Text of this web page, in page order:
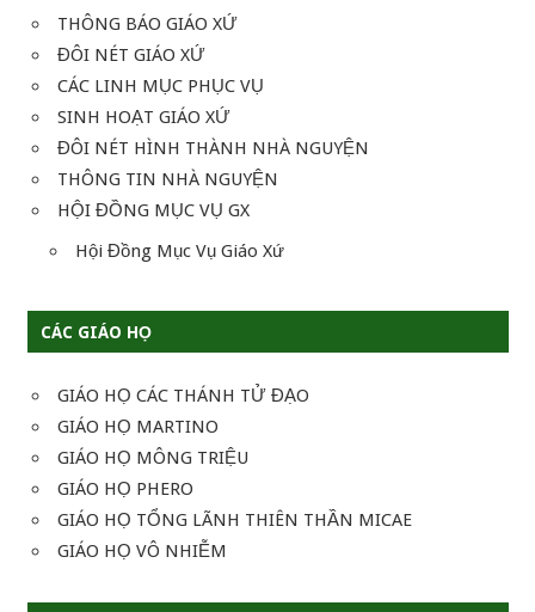
THÔNG BÁO GIÁO XỨ
ĐÔI NÉT GIÁO XỨ
CÁC LINH MỤC PHỤC VỤ
SINH HOẠT GIÁO XỨ
ĐÔI NÉT HÌNH THÀNH NHÀ NGUYỆN
THÔNG TIN NHÀ NGUYỆN
HỘI ĐỒNG MỤC VỤ GX
Hội Đồng Mục Vụ Giáo Xứ
CÁC GIÁO HỌ
GIÁO HỌ CÁC THÁNH TỬ ĐẠO
GIÁO HỌ MARTINO
GIÁO HỌ MÔNG TRIỆU
GIÁO HỌ PHERO
GIÁO HỌ TỔNG LÃNH THIÊN THẦN MICAE
GIÁO HỌ VÔ NHIỄM